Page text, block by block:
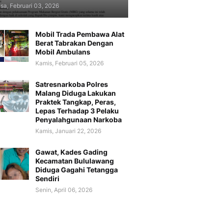
Februari 03, 2026
Mobil Trada Pembawa Alat
Berat Tabrakan Dengan
Mobil Ambulans
Kamis, Februari 05, 2026
Satresnarkoba Polres
Malang Diduga Lakukan
Praktek Tangkap, Peras,
Lepas Terhadap 3 Pelaku
Penyalahgunaan Narkoba
Kamis, Januari 22, 2026
Gawat, Kades Gading
Kecamatan Bululawang
Diduga Gagahi Tetangga
Sendiri
Senin, April 06, 2026